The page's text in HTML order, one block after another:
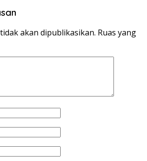
akan dipublikasikan. Ruas yang